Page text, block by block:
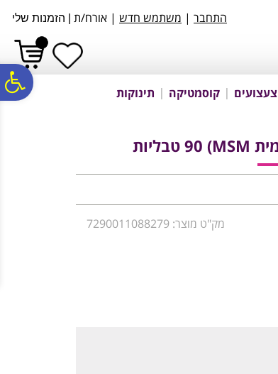
נגישות
אתר
המרכזי
התחבר | משתמש חדש | אורח/ת הזמנות שלי
צעצועים קוסמטיקה תינוקות
מק"ט מוצר: 7290011088279